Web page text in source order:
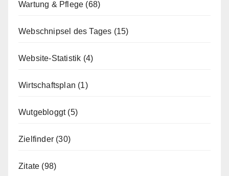
Wartung & Pflege (68)
Webschnipsel des Tages (15)
Website-Statistik (4)
Wirtschaftsplan (1)
Wutgebloggt(5)
Zielfinder (30)
Zitate (98)